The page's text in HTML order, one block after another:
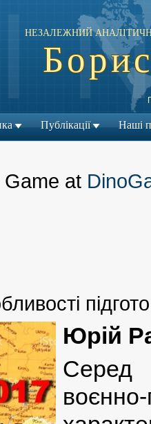
НЕЗАЛЕЖНИЙ
Публікації Наші
at
Юрій
Серед
воєнно-